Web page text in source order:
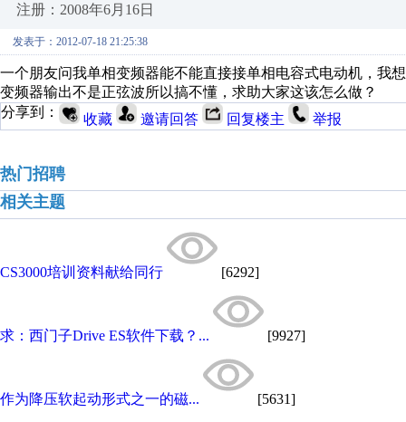
注册：2008年6月16日
发表于：2012-07-18 21:25:38
一个朋友问我单相变频器能不能直接接单相电容式电动机，我
变频器输出不是正弦波所以搞不懂，求助大家这该怎么做？
分享到：
收藏 邀请回答 回复楼主 举报
热门招聘
相关主题
CS3000培训资料献给同行 [6292]
求：西门子Drive ES软件下载？... [9927]
作为降压软起动形式之一的磁... [5631]